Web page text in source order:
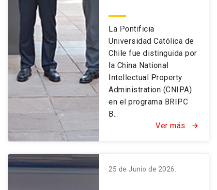
La Pontificia
Universidad Católica de
Chile fue distinguida por
la China National
Intellectual Property
Administration (CNIPA)
en el programa BRIPC
B...
Ver más
arrow_forward
25 de Junio de 2026.